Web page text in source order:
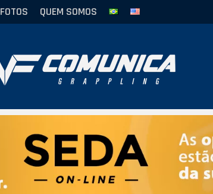
FOTOS QUEM SOMOS